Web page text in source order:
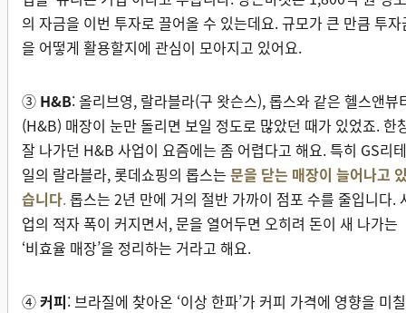
의 자금을 이번 투자로 끌어올 수 있는데요. 규모가 큰 만큼 투자
을 어떻게 활용할지에 관심이 모아지고 있어요.
③ H&B: 올리브영, 랄라블라(구 왓슨스), 롭스와 같은 헬스앤뷰
(H&B) 매장이 눈만 돌리면 보일 정도로 많았던 때가 있었죠. 한
잘 나가던 H&B 사업이 요즘에는 좀 어렵다고 해요. 특히 GS리테
일의 랄라블라, 롯데쇼핑의 롭스는 문을 닫는 매장이 늘어나고
습니다.롭스는 2년 만에 거의 절반 가까이 점포 수를 줄입니다.
업의 적자 폭이 커지면서, 문을 열어두면 오히려 돈이 새 나가는
‘비효율 매장’을 정리하는 거라고 해요.
④커피: 브라질에 찾아온 ‘이상 한파’가 커피 가격에 영향을 미칠